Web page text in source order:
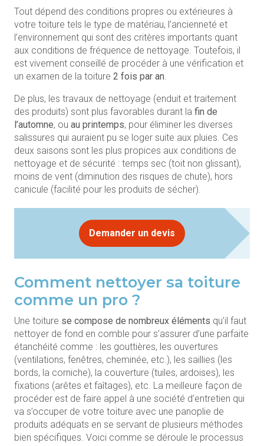
Tout dépend des conditions propres ou extérieures à
votre toiture tels le type de matériau, l’ancienneté et
l’environnement qui sont des critères importants quant
aux conditions de fréquence de nettoyage. Toutefois, il
est vivement conseillé de procéder à une vérification et
un examen de la toiture 2 fois par an.
De plus, les travaux de nettoyage (enduit et traitement
des produits) sont plus favorables durant la fin de
l’automne, ou au printemps, pour éliminer les diverses
salissures qui auraient pu se loger suite aux pluies. Ces
deux saisons sont les plus propices aux conditions de
nettoyage et de sécurité : temps sec (toit non glissant),
moins de vent (diminution des risques de chute), hors
canicule (facilité pour les produits de sécher).
Demander un devis
Comment nettoyer sa toiture
comme un pro ?
Une toiture se compose de nombreux éléments qu’il faut
nettoyer de fond en comble pour s’assurer d’une parfaite
étanchéité comme : les gouttières, les ouvertures
(ventilations, fenêtres, cheminée, etc.), les saillies (les
bords, la corniche), la couverture (tuiles, ardoises), les
fixations (arêtes et faîtages), etc. La meilleure façon de
procéder est de faire appel à une société d’entretien qui
va s’occuper de votre toiture avec une panoplie de
produits adéquats en se servant de plusieurs méthodes
bien spécifiques. Voici comme se déroule le processus